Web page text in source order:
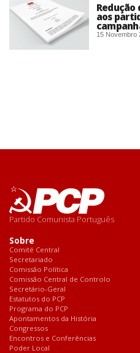
aos
15 Novembro
Partido Comunista Português
Sobre
Comité Central
Secretariado
Comissão Política
Comissão Central de Controlo
Secretário-Geral
Estatutos do PCP
Programa do PCP
Apontamentos da História
Congressos
Encontros e Conferências
Poder Local